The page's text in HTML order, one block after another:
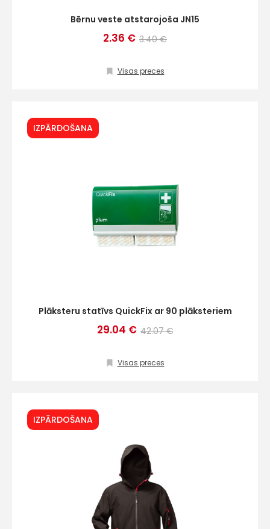
Bērnu veste atstarojoša JN15
2.36 € 3.40 €
Visas preces
IZPĀRDOŠANA
Plāksteru statīvs QuickFix ar 90 plāksteriem
29.04 € 42.07 €
Visas preces
IZPĀRDOŠANA